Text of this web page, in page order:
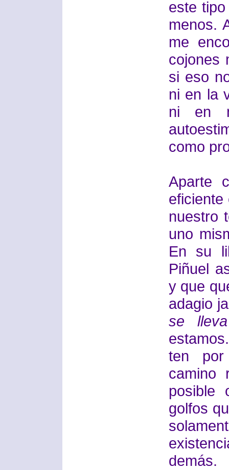
este
menos.
me
cojones
si eso
ni en la
ni en
como
Aparte
nuestro
uno
En su
Piñuel
y que
adagio
se
ten por
camino
posible
golfos
demás.